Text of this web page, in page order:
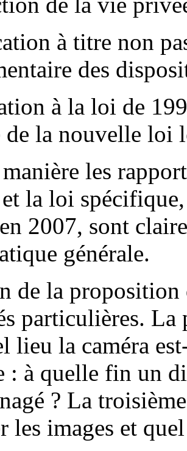
à titre non
des
à la loi de
de la nouvelle loi
les
la loi
2007, sont
générale.
de la
particulières. La
lieu la caméra
: à quelle fin un
? La
les images et